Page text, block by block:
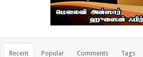
Recent Popular Comments Tags